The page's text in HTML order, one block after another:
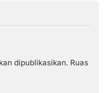
dipublikasikan. Ruas